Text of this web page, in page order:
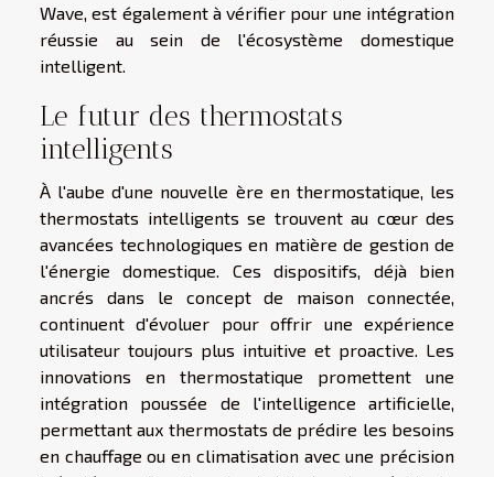
Wave, est également à vérifier pour une intégration
réussie au sein de l'écosystème domestique
intelligent.
Le futur des thermostats
intelligents
À l'aube d'une nouvelle ère en thermostatique, les
thermostats intelligents se trouvent au cœur des
avancées technologiques en matière de gestion de
l'énergie domestique. Ces dispositifs, déjà bien
ancrés dans le concept de maison connectée,
continuent d'évoluer pour offrir une expérience
utilisateur toujours plus intuitive et proactive. Les
innovations en thermostatique promettent une
intégration poussée de l'intelligence artificielle,
permettant aux thermostats de prédire les besoins
en chauffage ou en climatisation avec une précision